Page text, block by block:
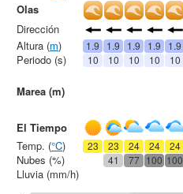
1.9 1.9 1.9 1.9 1.9
10
10 10 10 10
23 23 24 24 24
41
77 100 100
Olas
Dirección
Altura (m)
Periodo (s)
Marea (m)
El Tiempo
Temp. (°C)
Nubes (%)
Lluvia (mm/h)